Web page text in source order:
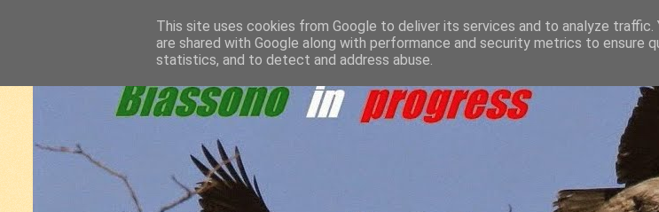
This site uses cookies from Google to deliver its services and to analyze traffic.
are shared with Google along with performance and security metrics to ensure
statistics, and to detect and address abuse.